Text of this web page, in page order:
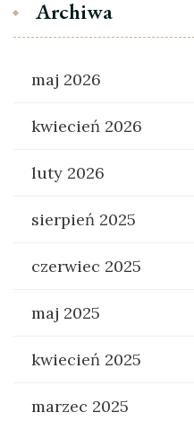
Archiwa
maj 2026
kwiecień 2026
luty 2026
sierpień 2025
czerwiec 2025
maj 2025
kwiecień 2025
marzec 2025